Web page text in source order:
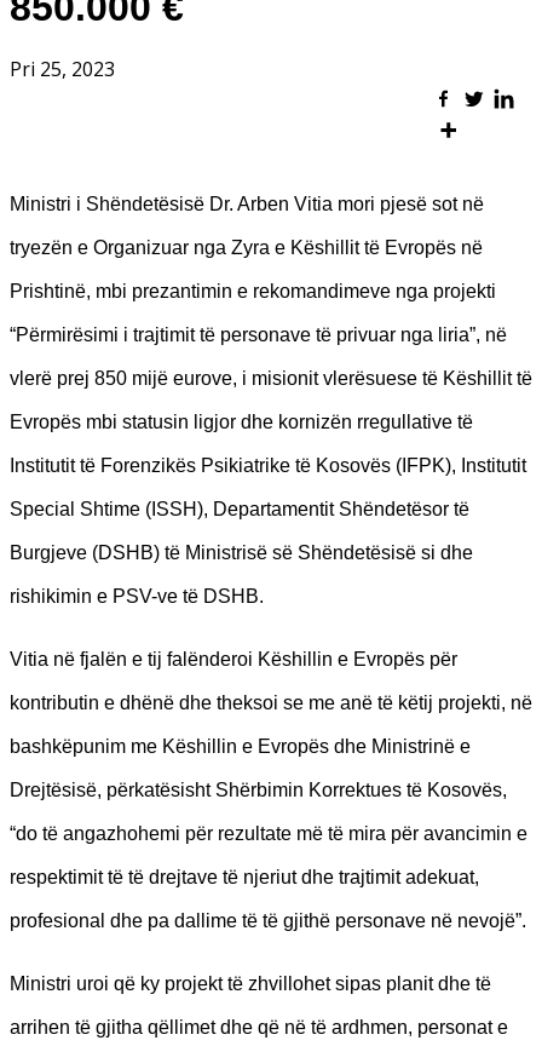
Pri 25, 2023
Ministri i Shëndetësisë Dr. Arben Vitia mori pjesë sot në
tryezën e Organizuar nga Zyra e Këshillit të Evropës në
Prishtinë, mbi prezantimin e rekomandimeve nga projekti
“Përmirësimi i trajtimit të personave të privuar nga liria”, në
vlerë prej 850 mijë eurove, i misionit vlerësuese të Këshillit të
Evropës mbi statusin ligjor dhe kornizën rregullative të
Institutit të Forenzikës Psikiatrike të Kosovës (IFPK), Institutit
Special Shtime (ISSH), Departamentit Shëndetësor të
Burgjeve (DSHB) të Ministrisë së Shëndetësisë si dhe
rishikimin e PSV-ve të DSHB.
Vitia në fjalën e tij falënderoi Këshillin e Evropës për
kontributin e dhënë dhe theksoi se me anë të këtij projekti, në
bashkëpunim me Këshillin e Evropës dhe Ministrinë e
Drejtësisë, përkatësisht Shërbimin Korrektues të Kosovës,
“do të angazhohemi për rezultate më të mira për avancimin e
respektimit të të drejtave të njeriut dhe trajtimit adekuat,
profesional dhe pa dallime të të gjithë personave në nevojë”.
Ministri uroi që ky projekt të zhvillohet sipas planit dhe të
arrihen të gjitha qëllimet dhe që në të ardhmen, personat e